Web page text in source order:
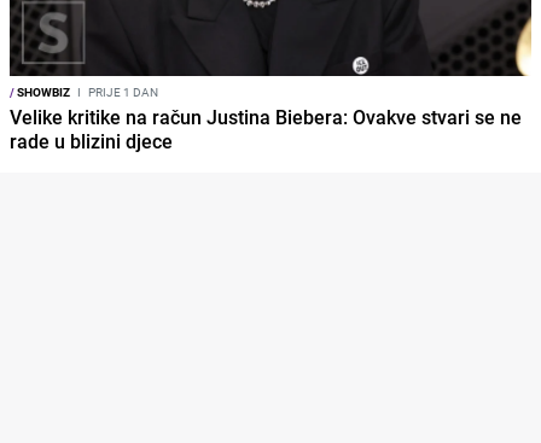
/SHOWBIZ I PRIJE 1 DAN
Velike kritike na račun Justina Biebera: Ovakve stvari se ne
rade u blizini djece